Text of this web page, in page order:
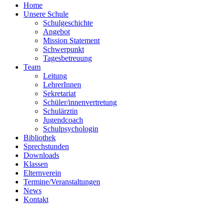
Home
Unsere Schule
Schulgeschichte
Angebot
Mission Statement
Schwerpunkt
Tagesbetreuung
Team
Leitung
LehrerInnen
Sekretariat
Schüler/innenvertretung
Schulärztin
Jugendcoach
Schulpsychologin
Bibliothek
Sprechstunden
Downloads
Klassen
Elternverein
Termine/Veranstaltungen
News
Kontakt